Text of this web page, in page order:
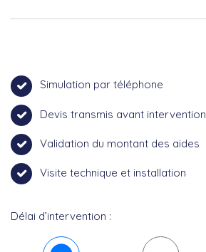
Simulation par téléphone
Devis transmis avant intervention
Validation du montant des aides
Visite technique et installation
Délai d’intervention :